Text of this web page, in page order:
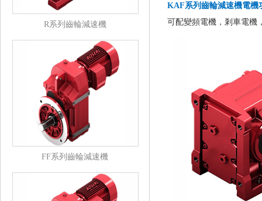
R系列齒輪減速機
FF系列齒輪減速機
KAF系列齒輪減速機電機
可配變頻電機，剎車電機